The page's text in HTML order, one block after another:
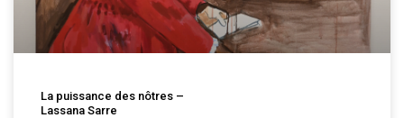
La puissance des nôtres –
Lassana Sarre